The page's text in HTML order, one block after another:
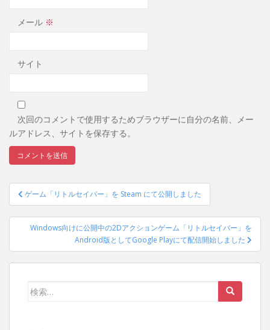
メール ※
サイト
次回のコメントで使用するためブラウザーに自分の名前、メー
ルアドレス、サイトを保存する。
投
稿
ナ
ゲ
ー
ゲーム「リトルセイバー」を Steam にて公開しました
Windows向けに公開中の2Dアクションゲーム「リトルセイバー」を
Android版としてGoogle Playにて配信開始しました
検